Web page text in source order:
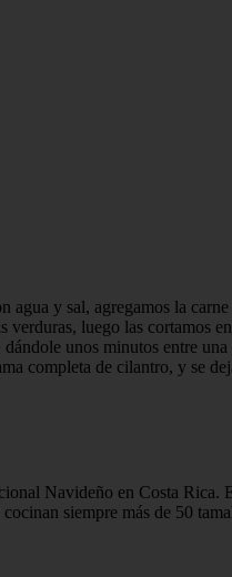
agua y sal, agregamos la
verduras, luego las cortamos
dándole unos minutos entre una
completa de cilantro, y se
Navideño en Costa Rica.
siempre más de 50